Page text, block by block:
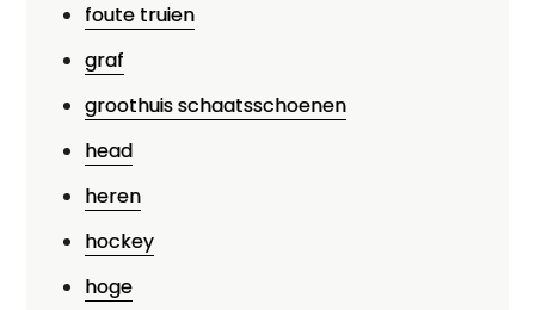
foute truien
graf
groothuis schaatsschoenen
head
heren
hockey
hoge